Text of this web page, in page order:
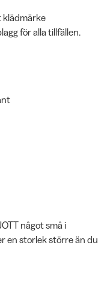
klädmärke
för alla tillfällen.
något små i
en storlek större än du